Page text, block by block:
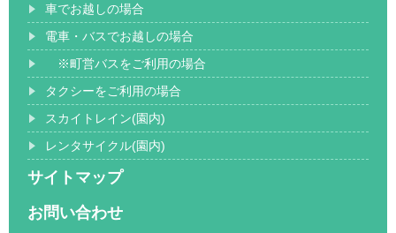
車でお越しの場合
電車・バスでお越しの場合
※町営バスをご利用の場合
タクシーをご利用の場合
スカイトレイン(園内)
レンタサイクル(園内)
サイトマップ
お問い合わせ